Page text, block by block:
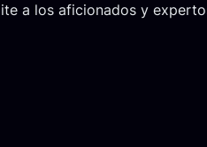
a los aficionados y